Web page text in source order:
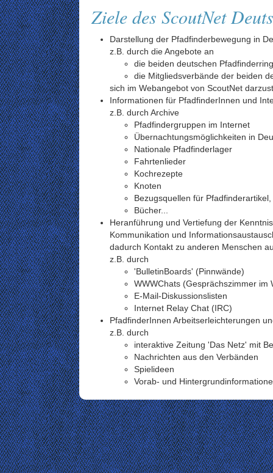
Ziele des ScoutNet
Darstellung der Pfadfinderbewegung in
z.B. durch die Angebote an
die beiden deutschen
die Mitgliedsverbände der beiden
sich im Webangebot von ScoutNet
Informationen für PfadfinderInnen und
z.B. durch Archive
Pfadfindergruppen im Internet
Übernachtungsmöglichkeiten in
Nationale Pfadfinderlager
Fahrtenlieder
Kochrezepte
Knoten
Bezugsquellen für
Bücher...
Heranführung und Vertiefung der
Kommunikation und
dadurch Kontakt zu anderen Menschen
z.B. durch
'BulletinBoards' (Pinnwände)
WWWChats (Gesprächszimmer im
E-Mail-Diskussionslisten
Internet Relay Chat (IRC)
PfadfinderInnen Arbeitserleichterungen
z.B. durch
interaktive Zeitung 'Das Netz' mit
Nachrichten aus den Verbänden
Spielideen
Vorab- und